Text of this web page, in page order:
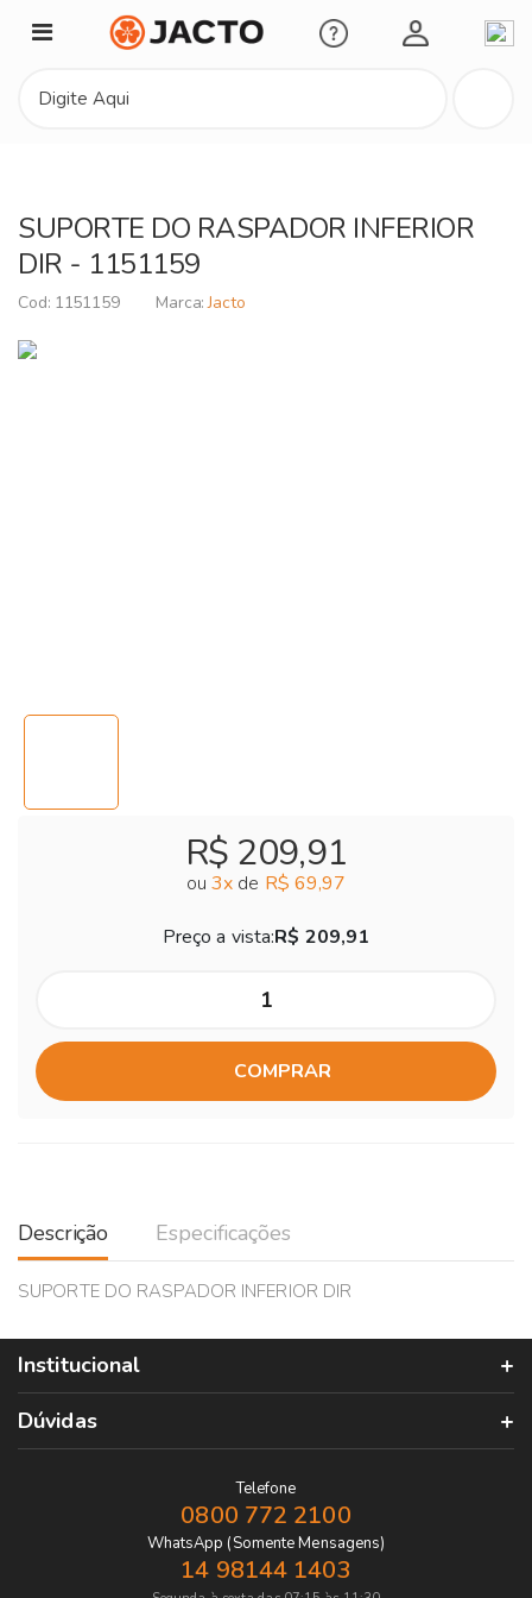
Minha Conta
SUPORTE DO RASPADOR INFERIOR
DIR - 1151159
1151159 Jacto
R$ 209,91
ou 3x de R$ 69,97
Preço a vista:R$ 209,91
COMPRAR
Descrição Especificações
SUPORTE DO RASPADOR INFERIOR DIR
Institucional
Dúvidas
Telefone
0800 772 2100
WhatsApp (Somente Mensagens)
14 98144 1403